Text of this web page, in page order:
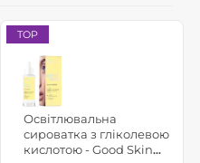
TOP
Освітлювальна
сироватка з гліколевою
кислотою - Good Skin